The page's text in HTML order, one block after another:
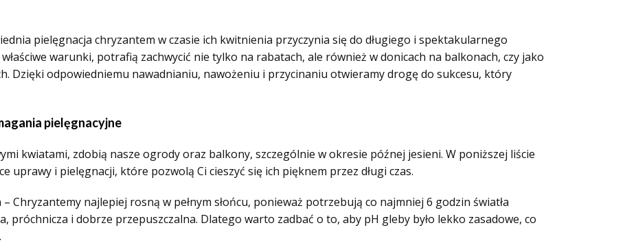
pielęgnacja chryzantem w czasie ich kwitnienia przyczynia się do długiego i spektakularnego
warunki, potrafią zachwycić nie tylko na rabatach, ale również w donicach na balkonach, czy jako
Dzięki odpowiedniemu nawadnianiu, nawożeniu i przycinaniu otwieramy drogę do sukcesu, który
pielęgnacyjne
kwiatami, zdobią nasze ogrody oraz balkony, szczególnie w okresie późnej jesieni. W poniższej liście
uprawy i pielęgnacji, które pozwolą Ci cieszyć się ich pięknem przez długi czas.
– Chryzantemy najlepiej rosną w pełnym słońcu, ponieważ potrzebują co najmniej 6 godzin światła
próchnicza i dobrze przepuszczalna. Dlatego warto zadbać o to, aby pH gleby było lekko zasadowe, co